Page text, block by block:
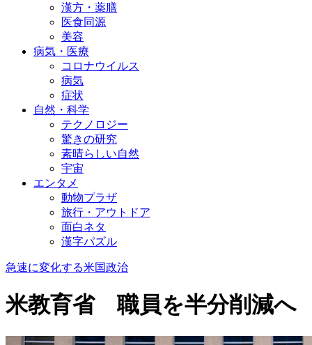
漢方・薬膳
医食同源
美容
病気・医療
コロナウイルス
病気
症状
自然・科学
テクノロジー
驚きの研究
素晴らしい自然
宇宙
エンタメ
動物プラザ
旅行・アウトドア
面白ネタ
漢字パズル
急速に変化する米国政治
米教育省 職員を半分削減へ